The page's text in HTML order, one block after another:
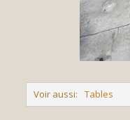
Voir aussi: Tables